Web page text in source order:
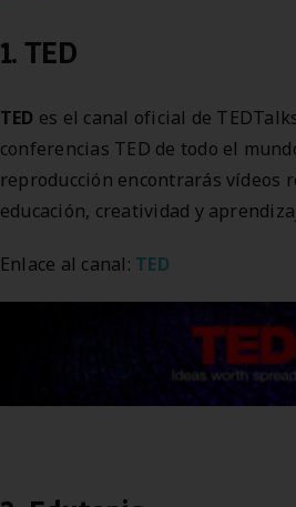
1. TED
TED es el canal oficial de
conferencias TED de todo el
reproducción encontrarás vídeos
educación, creatividad y
Enlace al canal: TED